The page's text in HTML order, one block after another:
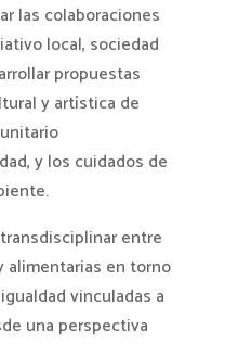
las colaboraciones
local, sociedad
propuestas
y artística de
y los cuidados de
entre
alimentarias en torno
vinculadas a
una perspectiva